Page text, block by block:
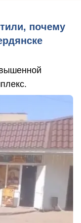
почему